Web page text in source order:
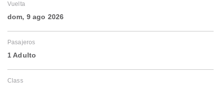
Vuelta
dom, 9 ago 2026
Pasajeros
1 Adulto
Class